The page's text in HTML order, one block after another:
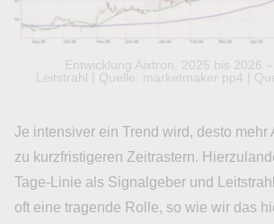
Entwicklung Aixtron, 2025 bis 2026
Leitstrahl | Quelle: marketmaker pp4 |
Je intensiver ein Trend wird, desto mehr
zu kurzfristigeren Zeitrastern.
Tage-Linie als Signalgeber und
oft eine tragende Rolle, so wie wir das